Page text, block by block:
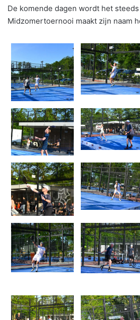
De komende dagen wordt het
Midzomertoernooi maakt zijn naam